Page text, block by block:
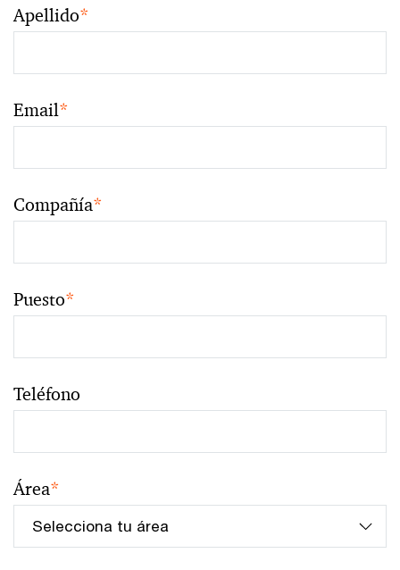
Apellido*
Email*
Compañía*
Puesto*
Teléfono
Área*